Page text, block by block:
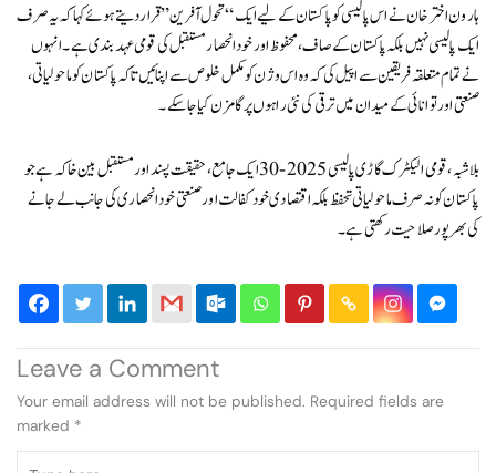
ہارون اختر خان نے اس پالیسی کو پاکستان کے لیے ایک “تحول‌آفرین” قرار دیتے ہوئے کہا کہ یہ صرف
ایک پالیسی نہیں بلکہ پاکستان کے صاف، محفوظ اور خود انحصار مستقبل کی قومی عہد بندی ہے۔ انہوں
نے تمام متعلقہ فریقین سے اپیل کی کہ وہ اس وژن کو مکمل خلوص سے اپنائیں تاکہ پاکستان کو ماحولیاتی،
صنعتی اور توانائی کے میدان میں ترقی کی نئی راہوں پر گامزن کیا جا سکے۔
بلاشبہ، قومی الیکٹرک گاڑی پالیسی 2025-30 ایک جامع، حقیقت پسند اور مستقبل بین خاکہ ہے جو
پاکستان کو نہ صرف ماحولیاتی تحفظ بلکہ اقتصادی خود کفالت اور صنعتی خود انحصاری کی جانب لے جانے
کی بھرپور صلاحیت رکھتی ہے۔
Leave a Comment
Your email address will not be published. Required fields are
marked *